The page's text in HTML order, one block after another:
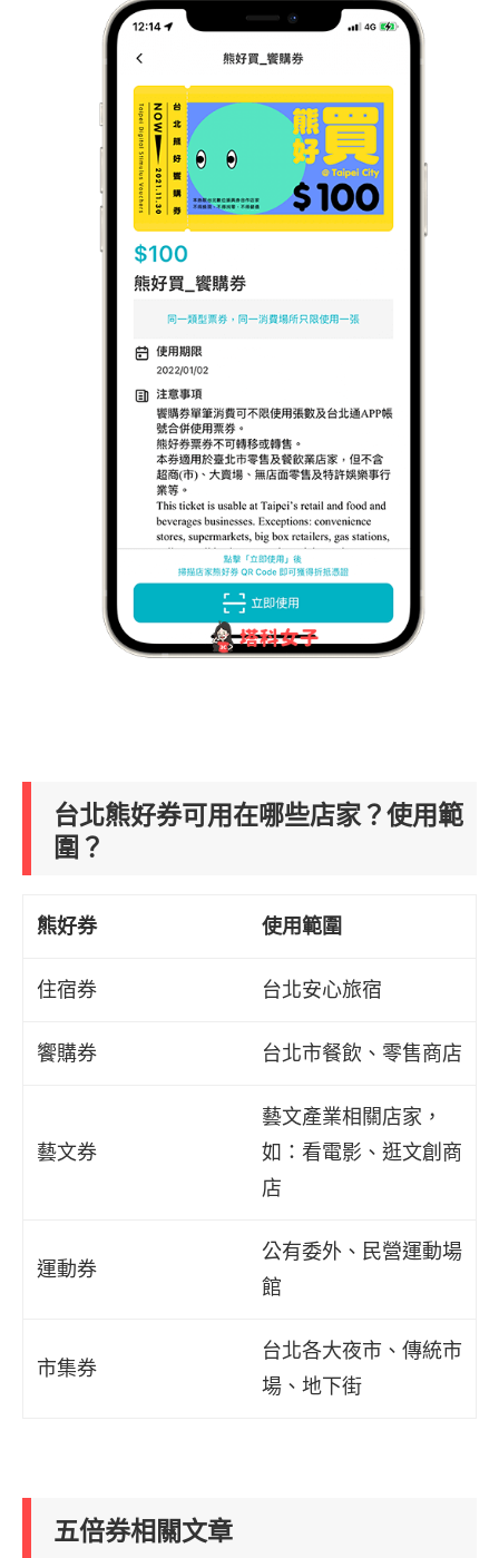
台北熊好券可用在哪些店家？使用範
圍？
熊好券 使用範圍
住宿券 台北安心旅宿
饗購券 台北市餐飲、零售商店
藝文券
藝文產業相關店家，
如：看電影、逛文創商
店
運動券
公有委外、民營運動場
館
市集券
台北各大夜市、傳統市
場、地下街
五倍券相關文章